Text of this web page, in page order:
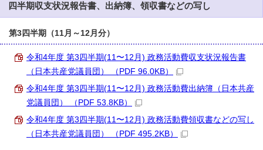
四半期収支状況報告書、出納簿、領収書などの写し
第3四半期（11月～12月分）
令和4年度 第3四半期(11〜12月) 政務活動費収支状況報告書
（日本共産党議員団） （PDF 96.0KB）
令和4年度 第3四半期(11〜12月) 政務活動費出納簿（日本共産
党議員団） （PDF 53.8KB）
令和4年度 第3四半期(11〜12月) 政務活動費領収書などの写し
（日本共産党議員団） （PDF 495.2KB）